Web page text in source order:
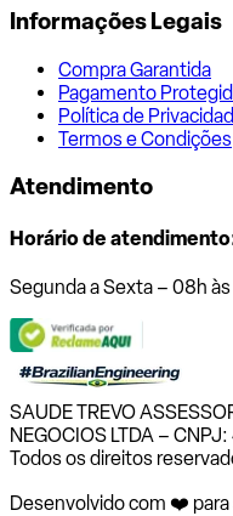
Informações Legais
Compra Garantida
Pagamento
Política de
Termos e Condições
Atendimento
Horário de
Segunda a Sexta – 08h
SAUDE TREVO
NEGOCIOS LTDA –
Todos os direitos
Desenvolvido com ❤️ para